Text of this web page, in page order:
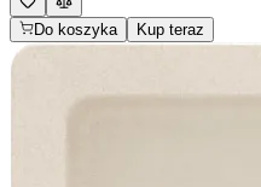
Do koszyka Kup teraz